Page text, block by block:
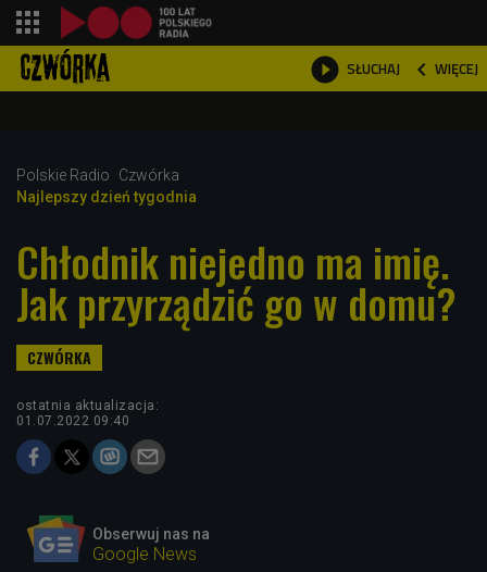
 SŁUCHAJ  WIĘCEJ

Polskie Radio
Czwórka
Najlepszy dzień tygodnia
Chłodnik niejedno ma imię.
Jak przyrządzić go w domu?
ostatnia aktualizacja:
01.07.2022 09:40
Obserwuj nas na
Google News